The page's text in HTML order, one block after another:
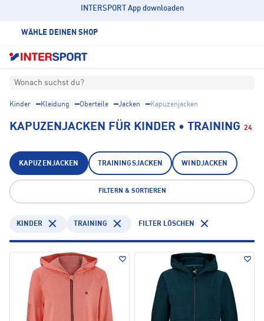
INTERSPORT App downloaden
WÄHLE DEINEN SHOP
Wonach suchst du?
Kinder Kleidung Oberteile Jacken Kapuzenjacken
KAPUZENJACKEN FÜR KINDER • TRAINING 24
KAPUZENJACKEN TRAININGSJACKEN WINDJACKEN
FILTERN & SORTIEREN
KINDER TRAINING FILTER LÖSCHEN